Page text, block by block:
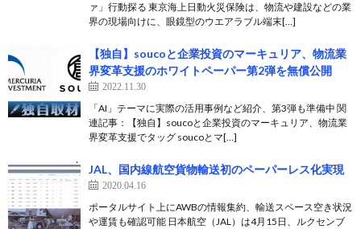
ァ」行動探る 東京海上日動火災保険は、物流や建設などの業
界の現場向けに、眼鏡型のウエアラブル端末[…]
【独自】soucoと企業投資のマーキュリア、物流業
界変革支援のホワイトペーパー第2弾を無償公開
2022.11.30
「AI」テーマに実際の活用事例など紹介、第3弾も準備中 関
連記事：【独自】soucoと企業投資のマーキュリア、物流業
界変革支援でタッグ soucoとマ[…]
JAL、国内線航空貨物輸送初のペーパーレス化実現
2020.04.16
ポータルサイト上にAWBの情報集約、輸送スペース空き状況
や運賃も確認可能 日本航空（JAL）は4月15日、ルクセンブ